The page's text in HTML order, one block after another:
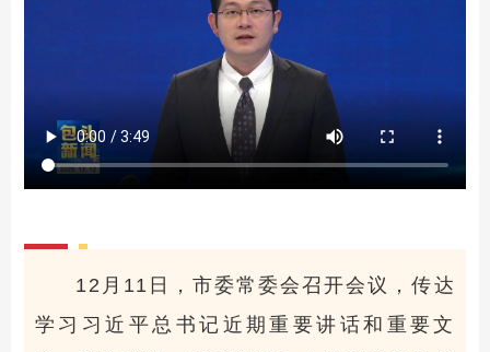
12月11日，市委常委会召开会议，传达
学习习近平总书记近期重要讲话和重要文